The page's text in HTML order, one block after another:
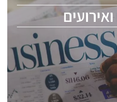
ChipEx2026 will be held
conference is intended for
semiconductor industry,
professional experts,
לפרטים